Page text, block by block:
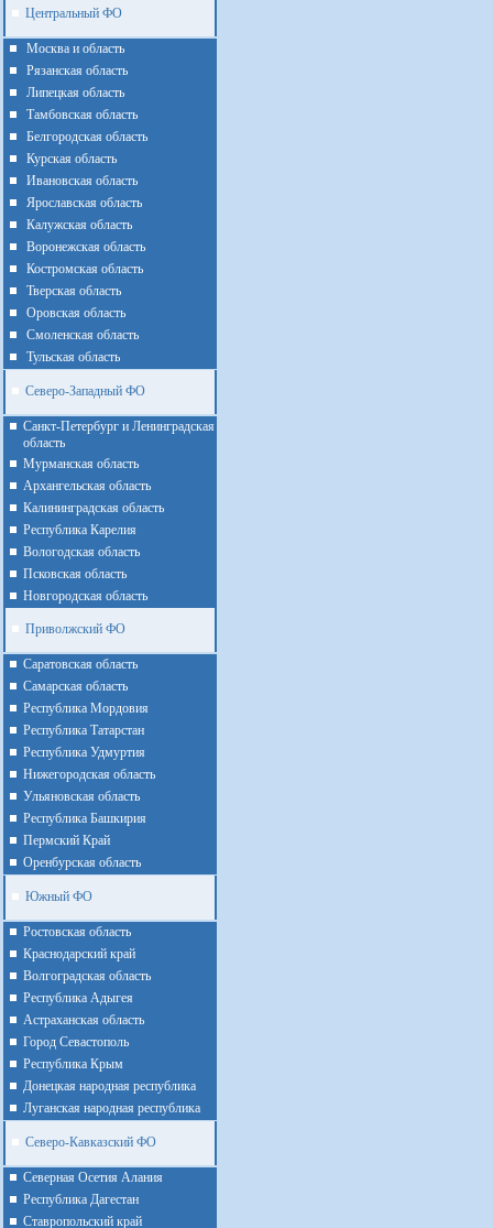
Центральный ФО
Москва и область
Рязанская область
Липецкая область
Тамбовская область
Белгородская область
Курская область
Ивановская область
Ярославская область
Калужская область
Воронежская область
Костромская область
Тверская область
Оровская область
Смоленская область
Тульская область
Северо-Западный ФО
Санкт-Петербург и Ленинградская
область
Мурманская область
Архангельская область
Калининградская область
Республика Карелия
Вологодская область
Псковская область
Новгородская область
Приволжский ФО
Cаратовская область
Cамарская область
Республика Мордовия
Республика Татарстан
Республика Удмуртия
Нижегородская область
Ульяновская область
Республика Башкирия
Пермский Край
Оренбурская область
Южный ФО
Ростовская область
Краснодарский край
Волгоградская область
Республика Адыгея
Астраханская область
Город Севастополь
Республика Крым
Донецкая народная республика
Луганская народная республика
Северо-Кавказский ФО
Северная Осетия Алания
Республика Дагестан
Ставропольский край